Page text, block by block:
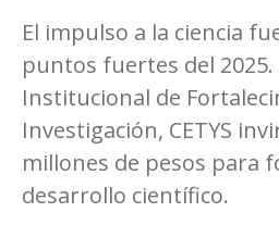
El impulso a la ciencia
puntos fuertes del 2025.
Institucional de
Investigación, CETYS
millones de pesos para
desarrollo científico.